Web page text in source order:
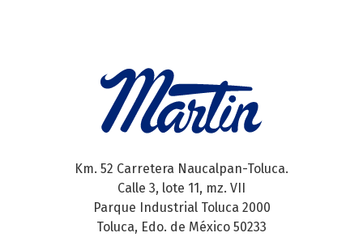
Km. 52 Carretera Naucalpan-Toluca.
Calle 3, lote 11, mz. VII
Parque Industrial Toluca 2000
Toluca, Edo. de México 50233